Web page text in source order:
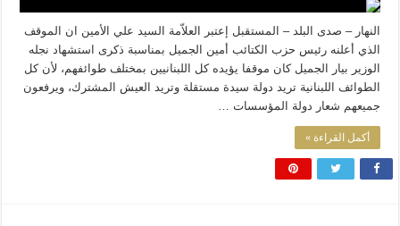
ليست المنفعة تأتي من إسلامية النّظام كما لا تأتي المضرة من مسيحية النظام
المتهاون بوطنه متهاون بدينه حتماً
نسج العلاقة مع الآخر تكون من خلال منظومة القيم و المبادئ الانسانية التي تجعل
النهار – صدى البلد – المستقبل إعتبر العلاّمة السيد علي الأمين ان الموقف
الذي أعلنه رئيس حزب الكتائب أمين الجميل بمناسبة ذكرى استشهاد نجله
الوزير بيار الجميل كان موقفا يؤيده كل اللبنانيين بمختلف طوائفهم، لأن كل
الطوائف اللبنانية تريد دولة سيدة مستقلة وتريد العيش المشترك، ويرفعون
جميعهم شعار دولة المؤسسات …
أكمل القراءة »